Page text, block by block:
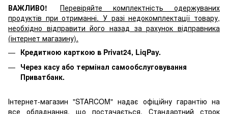
ВАЖЛИВО!
Перевіряйте комплектність одержуваних
продуктів при отриманні. У разі недокомплектації товару,
необхідно відправити його назад за рахунок відправника
(інтернет магазину).
Кредитною карткою в Privat24, LiqPay.
Через касу або термінал самообслуговування
Приватбанк.
Інтернет-магазин "STARCOM" надає офіційну гарантію на
все обладнання, що постачається. Стандартний строк